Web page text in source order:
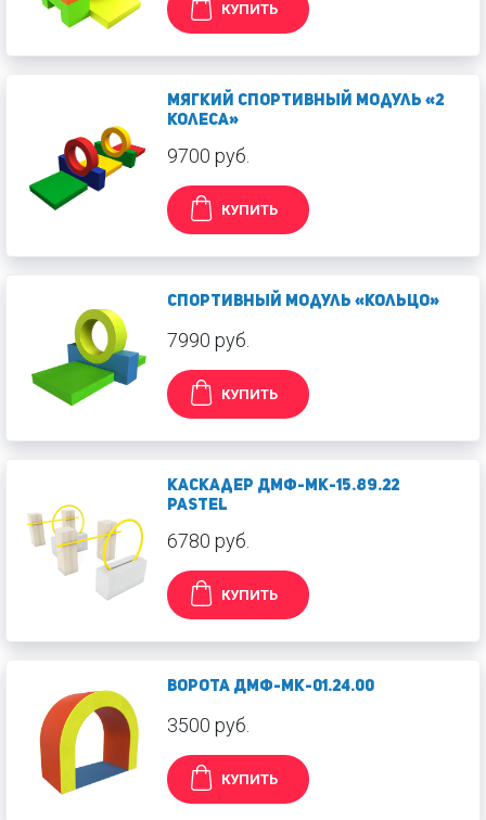
КУПИТЬ
Мягкий спортивный модуль «2
колеса»
9700 руб.
КУПИТЬ
Cпортивный модуль «Кольцо»
7990 руб.
КУПИТЬ
Каскадер ДМФ-МК-15.89.22
Pastel
6780 руб.
КУПИТЬ
Ворота ДМФ-МК-01.24.00
3500 руб.
КУПИТЬ